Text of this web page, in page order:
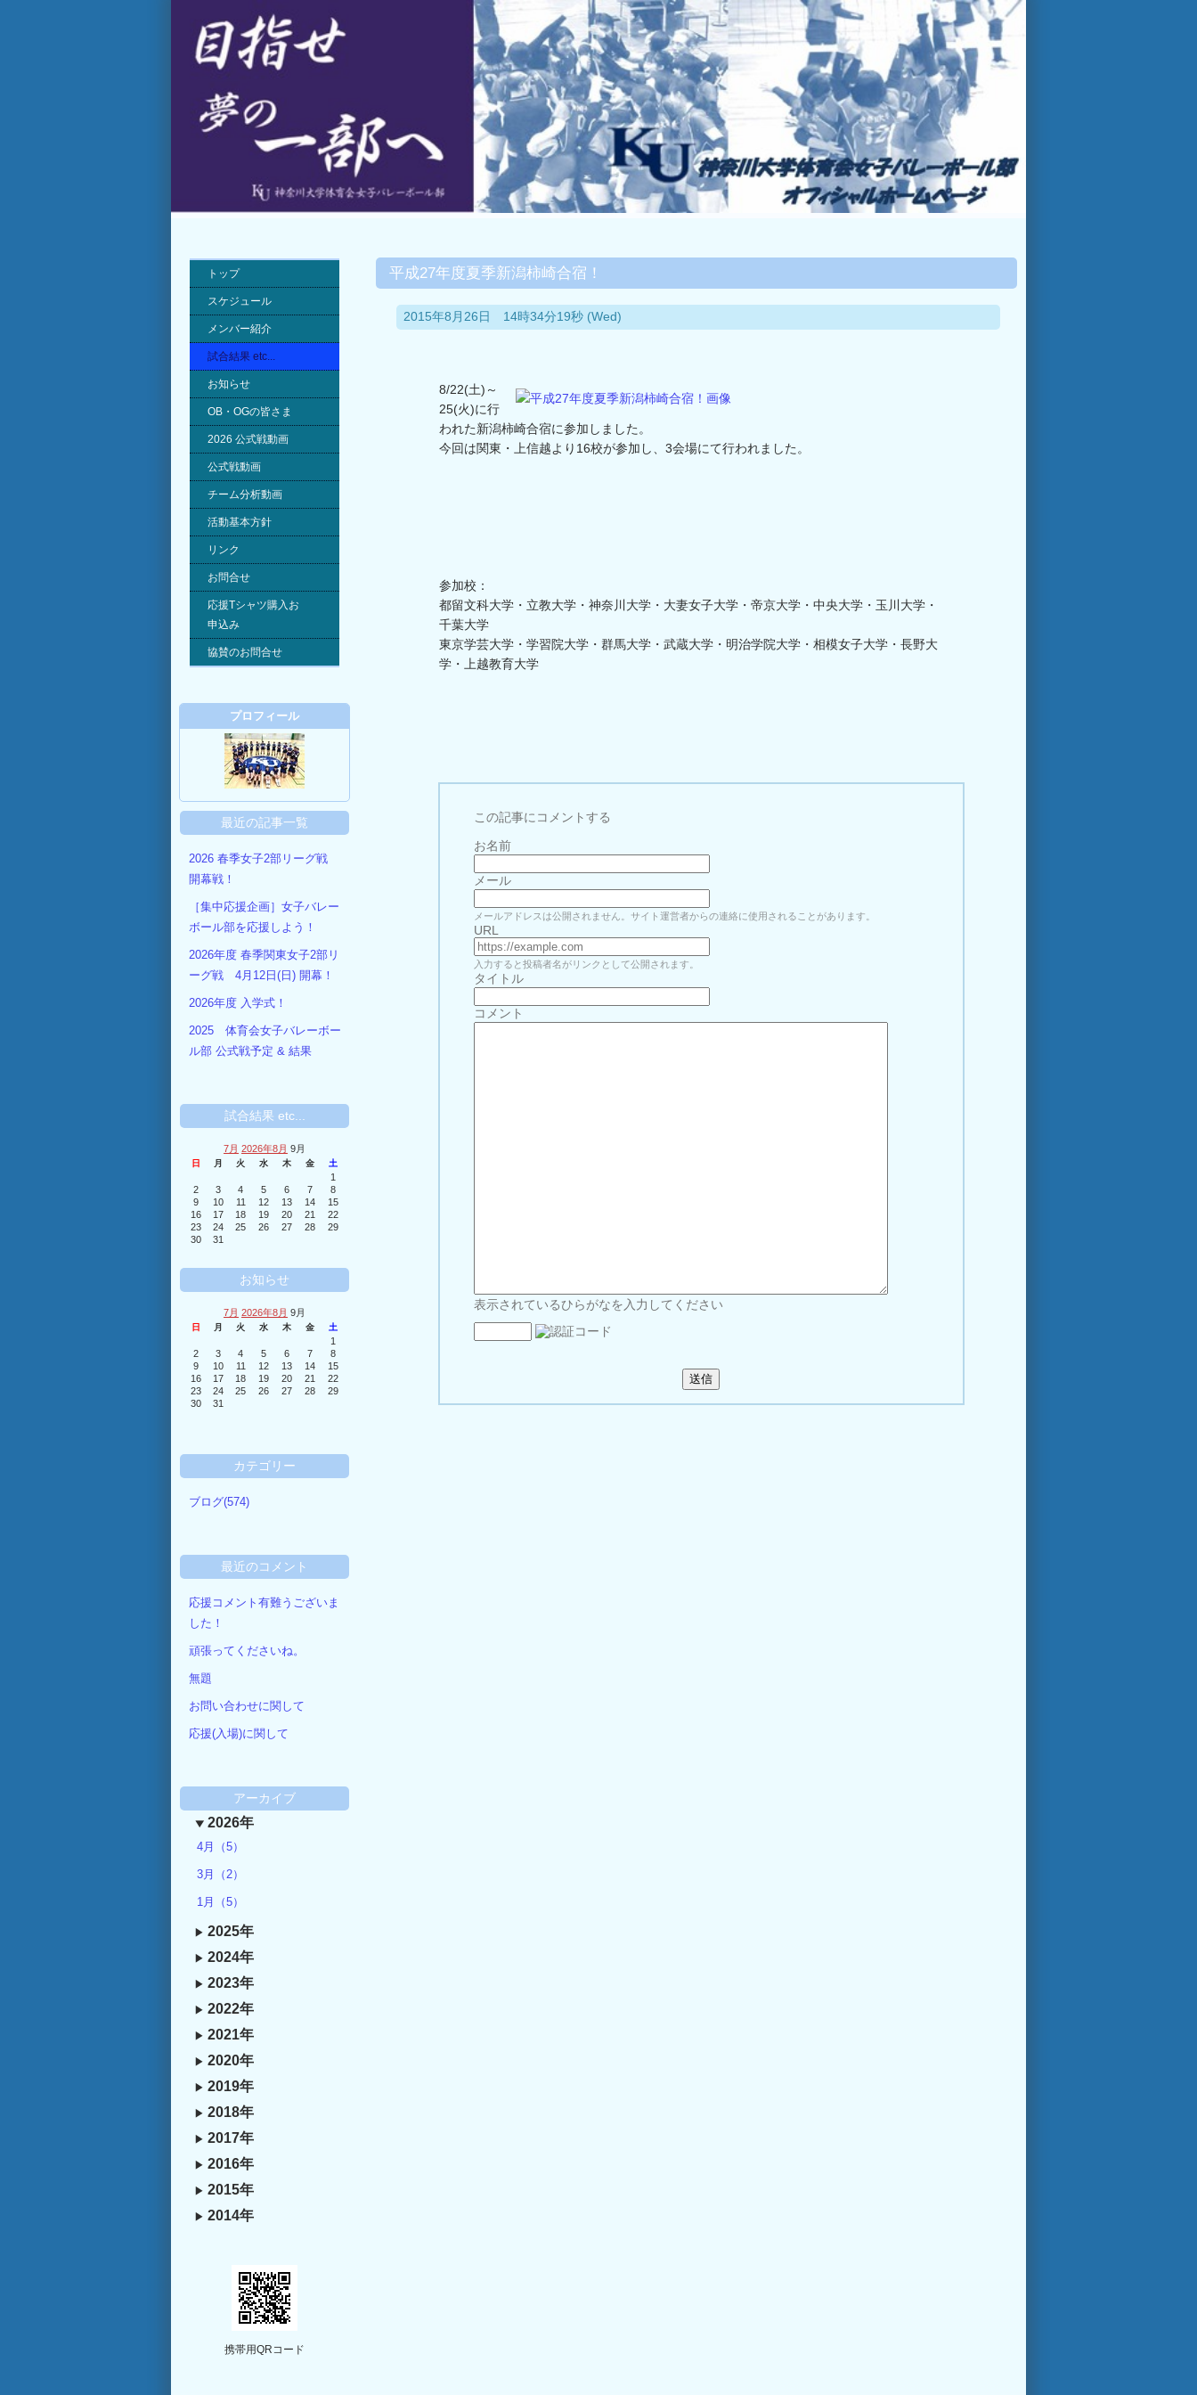
平成27年度夏季新潟柿崎合宿！
2015年8月26日 14時34分19秒 (Wed)
8/22(土)～
25(火)に行
われた新潟柿崎合宿に参加しました。
今回は関東・上信越より16校が参加し、3会場にて行われました。
参加校：
都留文科大学・立教大学・神奈川大学・大妻女子大学・帝京大学・中央大学・玉川大学・
千葉大学
東京学芸大学・学習院大学・群馬大学・武蔵大学・明治学院大学・相模女子大学・長野大
学・上越教育大学
この記事にコメントする
お名前
メール
メールアドレスは公開されません。サイト運営者からの連絡に使用されることがあります。
URL
入力すると投稿者名がリンクとして公開されます。
タイトル
コメント
表示されているひらがなを入力してください
トップ
スケジュール
メンバー紹介
試合結果 etc...
お知らせ
OB・OGの皆さま
2026 公式戦動画
公式戦動画
チーム分析動画
活動基本方針
リンク
お問合せ
応援Tシャツ購入お
申込み
協賛のお問合せ
プロフィール
最近の記事一覧
2026 春季女子2部リーグ戦
開幕戦！
［集中応援企画］女子バレー
ボール部を応援しよう！
2026年度 春季関東女子2部リ
ーグ戦 4月12日(日) 開幕！
2026年度 入学式！
2025 体育会女子バレーボー
ル部 公式戦予定 & 結果
試合結果 etc...
7月 2026年8月 9月
日 月 火 水 木 金 土
1
2
3 4 5 6 7
8
9
10 11 12 13 14
15
16
17 18 19 20 21
22
23
24 25 26 27 28
29
30
31
お知らせ
7月 2026年8月 9月
日 月 火 水 木 金 土
1
2
3 4 5 6 7
8
9
10 11 12 13 14
15
16
17 18 19 20 21
22
23
24 25 26 27 28
29
30
31
カテゴリー
ブログ(574)
最近のコメント
応援コメント有難うございま
した！
頑張ってくださいね。
無題
お問い合わせに関して
応援(入場)に関して
アーカイブ
2026年
4月（5）
3月（2）
1月（5）
2025年
2024年
2023年
2022年
2021年
2020年
2019年
2018年
2017年
2016年
2015年
2014年
携帯用QRコード